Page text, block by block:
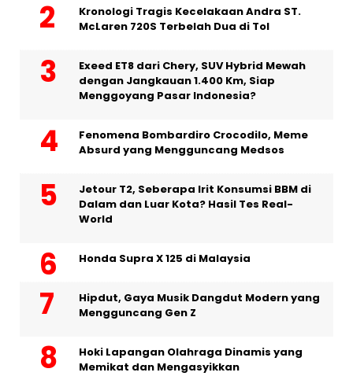
Kronologi Tragis Kecelakaan Andra ST.
McLaren 720S Terbelah Dua di Tol
Exeed ET8 dari Chery, SUV Hybrid Mewah
dengan Jangkauan 1.400 Km, Siap
Menggoyang Pasar Indonesia?
Fenomena Bombardiro Crocodilo, Meme
Absurd yang Mengguncang Medsos
Jetour T2, Seberapa Irit Konsumsi BBM di
Dalam dan Luar Kota? Hasil Tes Real-
World
Honda Supra X 125 di Malaysia
Hipdut, Gaya Musik Dangdut Modern yang
Mengguncang Gen Z
Hoki Lapangan Olahraga Dinamis yang
Memikat dan Mengasyikkan